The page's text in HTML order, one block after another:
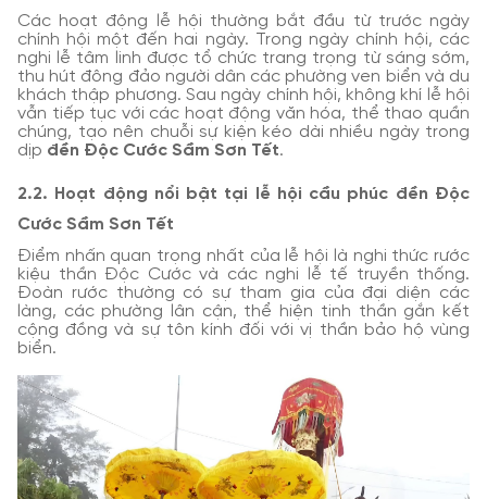
Các hoạt động lễ hội thường bắt đầu từ trước ngày
chính hội một đến hai ngày. Trong ngày chính hội, các
nghi lễ tâm linh được tổ chức trang trọng từ sáng sớm,
thu hút đông đảo người dân các phường ven biển và du
khách thập phương. Sau ngày chính hội, không khí lễ hội
vẫn tiếp tục với các hoạt động văn hóa, thể thao quần
chúng, tạo nên chuỗi sự kiện kéo dài nhiều ngày trong
dịp đền Độc Cước Sầm Sơn Tết.
2.2. Hoạt động nổi bật tại lễ hội cầu phúc đền Độc
Cước Sầm Sơn Tết
Điểm nhấn quan trọng nhất của lễ hội là nghi thức rước
kiệu thần Độc Cước và các nghi lễ tế truyền thống.
Đoàn rước thường có sự tham gia của đại diện các
làng, các phường lân cận, thể hiện tinh thần gắn kết
cộng đồng và sự tôn kính đối với vị thần bảo hộ vùng
biển.